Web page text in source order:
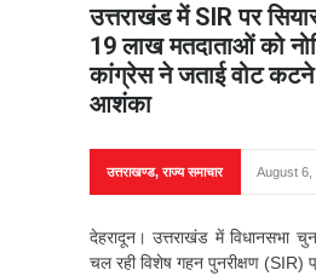
उत्तराखंड में SIR पर
19 लाख मतदाताओं को
कांग्रेस ने जताई वोट
आशंका
उत्तराखण्ड,राज्य समाचार August 6,
देहरादून। उत्तराखंड में विधानसभा
चल रही विशेष गहन पुनरीक्षण (SIR)